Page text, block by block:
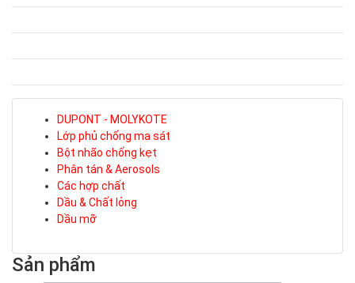
DUPONT - MOLYKOTE
Lớp phủ chống ma sát
Bột nhão chống kẹt
Phân tán & Aerosols
Các hợp chất
Dầu & Chất lỏng
Dầu mỡ
Sản phẩm